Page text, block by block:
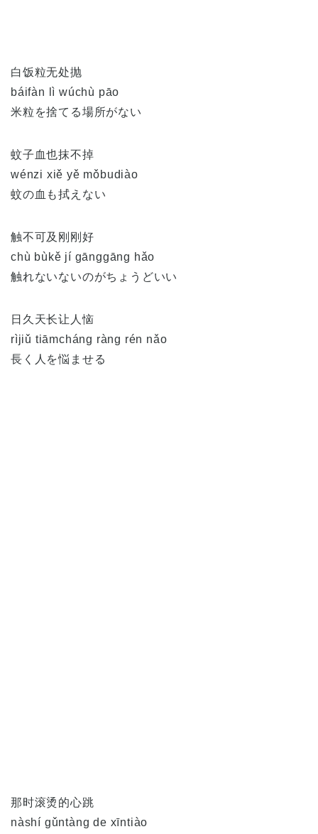
白饭粒无处抛
báifàn lì wúchù pāo
米粒を捨てる場所がない
蚊子血也抹不掉
wénzi xiě yě mǒbudiào
蚊の血も拭えない
触不可及刚刚好
chù bùkě jí gānggāng hǎo
触れないないのがちょうどいい
日久天长让人恼
rìjiǔ tiāmcháng ràng rén nǎo
長く人を悩ませる
那时滚烫的心跳
nàshí gǔntàng de xīntiào